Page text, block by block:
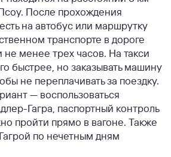
После прохождения
на автобус или маршрутку
транспорте в дороге
не менее трех часов. На такси
быстрее, но заказывать машину
не переплачивать за поездку.
— воспользоваться
Гагра, паспортный контроль
пройти прямо в вагоне. Также
по нечетным дням